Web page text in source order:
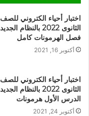
اختبار أحياء الكتروني
الثانوى 2022 بالنظام
فصل الهرمونات كامل
أكتوبر 16, 2021
اختبار أحياء الكتروني
الثانوى 2022 بالنظام
الدرس الأول هرمونات
أكتوبر 24, 2021